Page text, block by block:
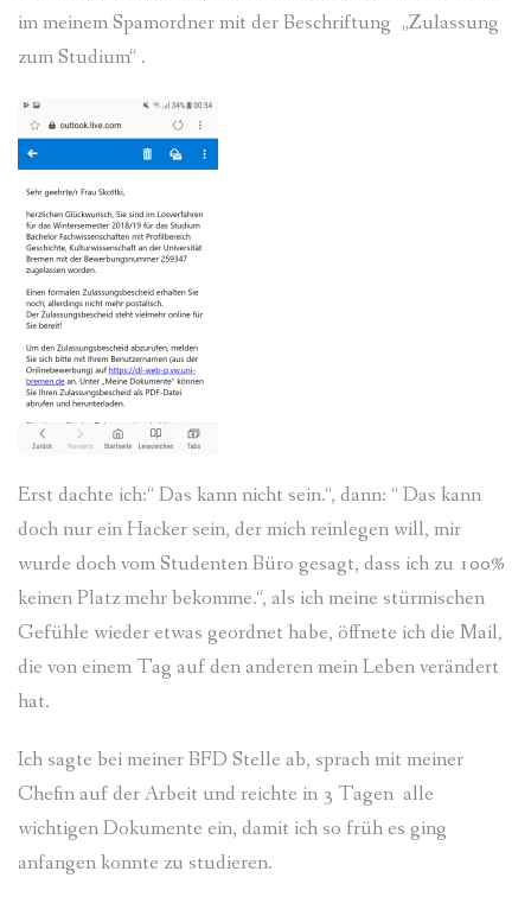
im meinem Spamordner mit der Beschriftung „Zulassung
zum Studium“ .
Erst dachte ich:“ Das kann nicht sein.“, dann: “ Das kann
doch nur ein Hacker sein, der mich reinlegen will, mir
wurde doch vom Studenten Büro gesagt, dass ich zu 100%
keinen Platz mehr bekomme.“, als ich meine stürmischen
Gefühle wieder etwas geordnet habe, öffnete ich die Mail,
die von einem Tag auf den anderen mein Leben verändert
hat.
Ich sagte bei meiner BFD Stelle ab, sprach mit meiner
Chefin auf der Arbeit und reichte in 3 Tagen alle
wichtigen Dokumente ein, damit ich so früh es ging
anfangen konnte zu studieren.